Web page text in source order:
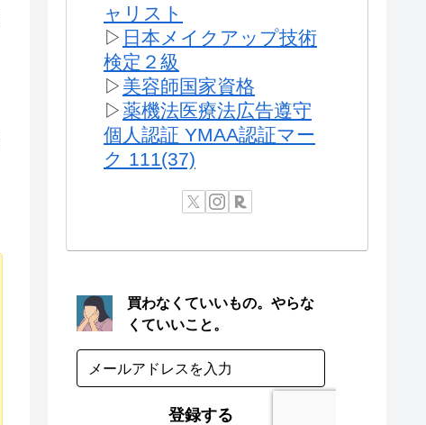
ャリスト
▷ 日本メイクアップ技術
検定２級
▷ 美容師国家資格
▷薬機法医療法広告遵守
個人認証 YMAA認証マー
ク 111(37)